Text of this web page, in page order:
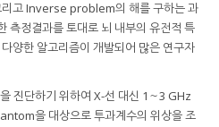
리고 Inverse problem의 해를 구하는 과
측정결과를 토대로 뇌 내부의 유전적 특
양한 알고리즘이 개발되어 많은 연구자
진단하기 위하여 X-선 대신 1～3 GHz
을 대상으로 투과계수의 위상을 조